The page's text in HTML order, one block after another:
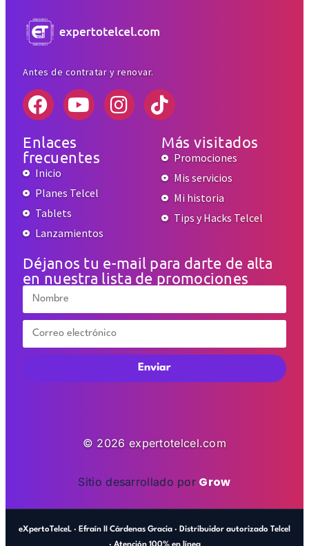
Antes de contratar y renovar.
Enlaces
frecuentes
Inicio
Planes Telcel
Tablets
Lanzamientos
Más visitados
Promociones
Mis servicios
Mi historia
Tips y Hacks Telcel
Déjanos tu e-mail para darte de alta
en nuestra lista de promociones
Enviar
© 2026 expertotelcel.com
Sitio desarrollado por Grow
eXpertoTelceL · Efraín II Cárdenas Gracia · Distribuidor autorizado Telcel
· Atención 100% en línea